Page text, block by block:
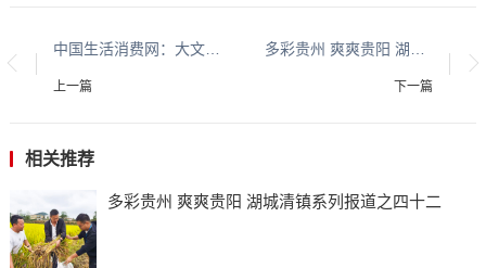
中国生活消费网：大文化系列报道：贵州酱香酒文化系列报道之二
上一篇 下一篇
相关推荐
多彩贵州 爽爽贵阳 湖城清镇系列报道之四十二